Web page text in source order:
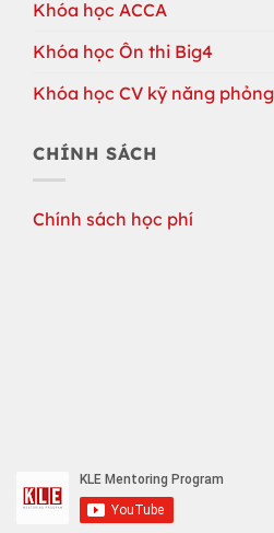
Khóa học ACCA
Khóa học Ôn thi Big4
Khóa học CV kỹ năng
CHÍNH SÁCH
Chính sách học phí